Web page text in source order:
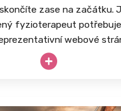
zase na začátku.
fyzioterapeut
webové
fyzioterapie či rehabilitací
Stejně tak, jako tvoříme